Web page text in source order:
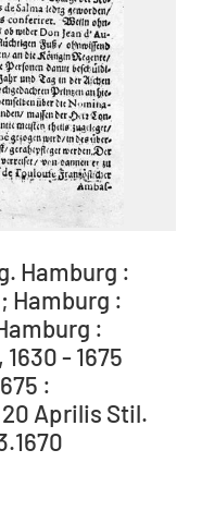
Hamburg :
Hamburg :
:
- 1675
:
Aprilis Stil.